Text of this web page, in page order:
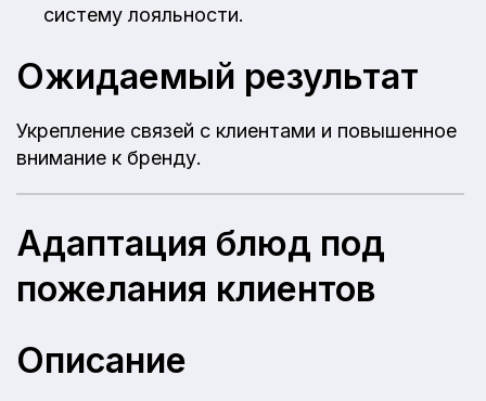
систему лояльности.
Ожидаемый результат
Укрепление связей с клиентами и повышенное
внимание к бренду.
Адаптация блюд под
пожелания клиентов
Описание